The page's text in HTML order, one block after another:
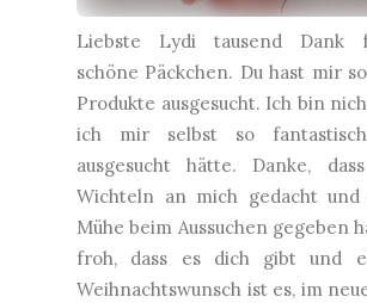
Liebste Lydi tausend Dank
schöne Päckchen. Du hast mir
Produkte ausgesucht. Ich bin
ich mir selbst so
ausgesucht hätte. Danke,
Wichteln an mich gedacht und
Mühe beim Aussuchen gegeben
froh, dass es dich gibt und
Weihnachtswunsch ist es, im